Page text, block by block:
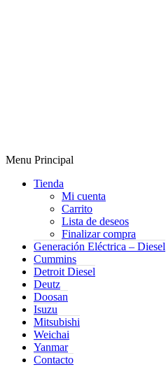
Menu Principal
Tienda
Mi cuenta
Carrito
Lista de deseos
Finalizar compra
Generación Eléctrica – Diesel
Cummins
Detroit Diesel
Deutz
Doosan
Isuzu
Mitsubishi
Weichai
Yanmar
Contacto